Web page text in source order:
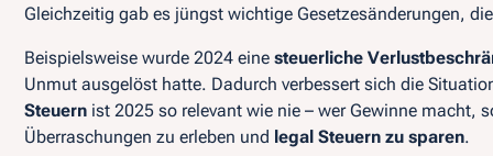
Gleichzeitig gab es jüngst wichtige Gesetzesänderungen,
Beispielsweise wurde 2024 einesteuerliche
Unmut ausgelöst hatte. Dadurch verbessert sich die
Steuern ist 2025 so relevant wie nie – wer Gewinne macht,
Überraschungen zu erleben und legal Steuern zu sparen.